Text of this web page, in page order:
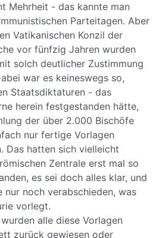
Mehrheit - das kannte man
Parteitagen. Aber
Vatikanischen Konzil der
vor fünfzig Jahren wurden
solch deutlicher Zustimmung
war es keineswegs so,
Staatsdiktaturen - das
herein festgestanden hätte,
der über 2.000 Bischöfe
nur fertige Vorlagen
Das hatten sich vielleicht
Zentrale erst mal so
es sei doch alles klar, und
nur noch verabschieden, was
vorlegt.
alle diese Vorlagen
zurück gewiesen oder